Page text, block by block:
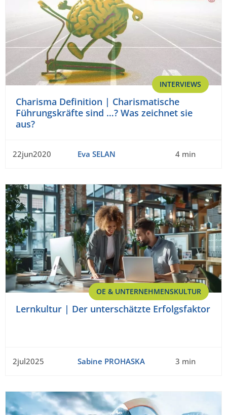
INTERVIEWS
Charisma Definition | Charismatische
Führungskräfte sind …? Was zeichnet sie
aus?
22jun2020 Eva SELAN 4 min
OE & UNTERNEHMENSKULTUR
Lernkultur | Der unterschätzte Erfolgsfaktor
2jul2025 Sabine PROHASKA 3 min